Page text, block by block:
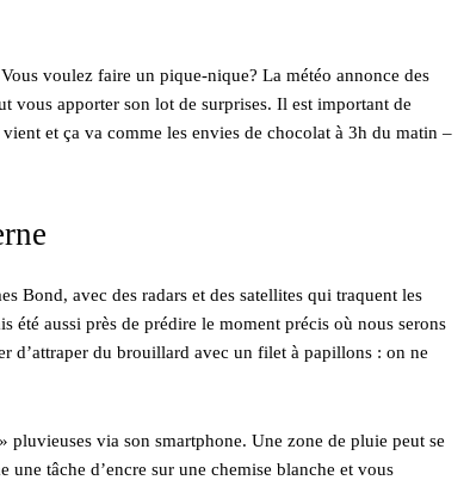
voulez faire un pique-nique? La météo annonce des
vous apporter son lot de surprises. Il est important de
et ça va comme les envies de chocolat à 3h du matin –
Bond, avec des radars et des satellites qui traquent les
été aussi près de prédire le moment précis où nous serons
d’attraper du brouillard avec un filet à papillons : on ne
pluvieuses via son smartphone. Une zone de pluie peut se
tâche d’encre sur une chemise blanche et vous